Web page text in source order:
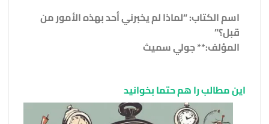
اسم الكتاب: “لماذا لم يخبرني أحد بهذه الأمور من
قبل؟”
المؤلف:** جولي سميث
این مطالب را هم حتما بخوانید